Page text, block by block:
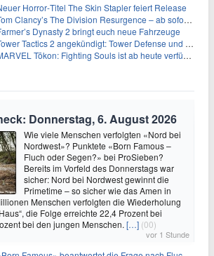
Horror‑Titel The Skin Stapler feiert Release
Clancy’s The Division Resurgence – ab sofort für euch verfügbar
Dynasty 2 bringt euch neue Fahrzeuge
Tactics 2 angekündigt: Tower Defense und Deckbuilding Kombo kehrt zurück
Tōkon: Fighting Souls ist ab heute verfügbar
Donnerstag, 6. August 2026
Wie viele Menschen verfolgten «Nord bei
Nordwest»? Punktete «Born Famous –
Fluch oder Segen?» bei ProSieben?
Bereits im Vorfeld des Donnerstags war
sicher: Nord bei Nordwest gewinnt die
Primetime – so sicher wie das Amen in
Menschen verfolgten die Wiederholung
die Folge erreichte 22,4 Prozent bei
bei den jungen Menschen. […] (00)
vor 1 Stunde